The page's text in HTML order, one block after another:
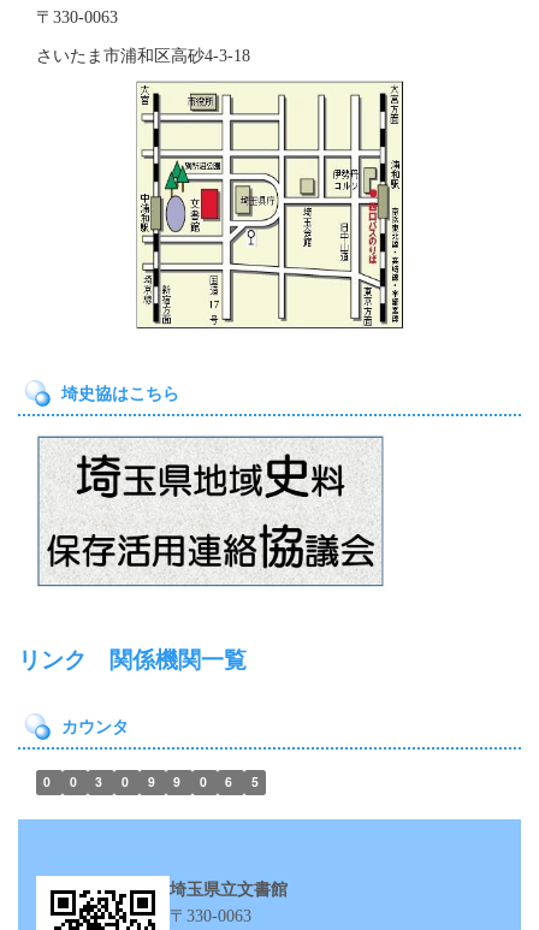
〒330-0063
さいたま市浦和区高砂4‐3‐18
埼史協はこちら
リンク 関係機関一覧
カウンタ
0 0 3 0 9 9 0 6 5
埼玉県立文書館
〒330-0063